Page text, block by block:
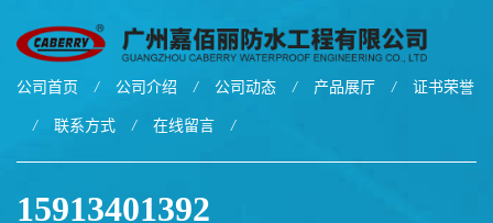
公司首页 / 公司介绍 / 公司动态 / 产品展厅 / 证书荣誉
/ 联系方式 / 在线留言 /
15913401392